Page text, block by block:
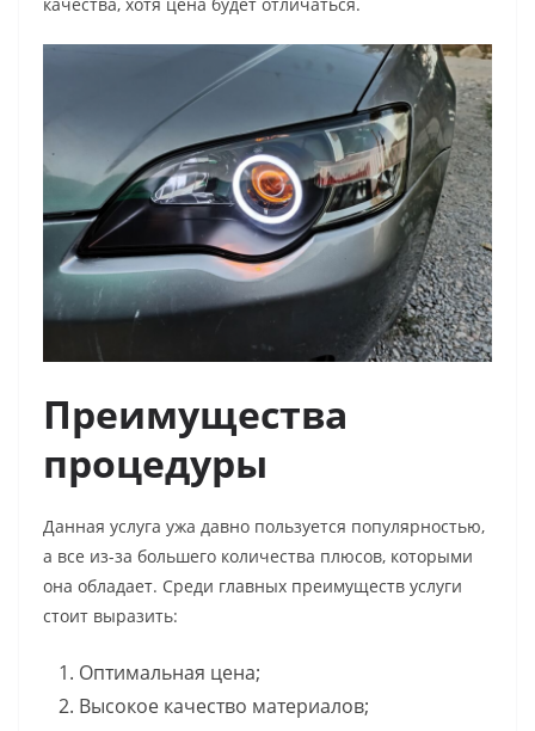
Преимущества
процедуры
Данная услуга ужа давно пользуется популярностью,
а все из-за большего количества плюсов, которыми
она обладает. Среди главных преимуществ услуги
стоит выразить:
Оптимальная цена;
Высокое качество материалов;